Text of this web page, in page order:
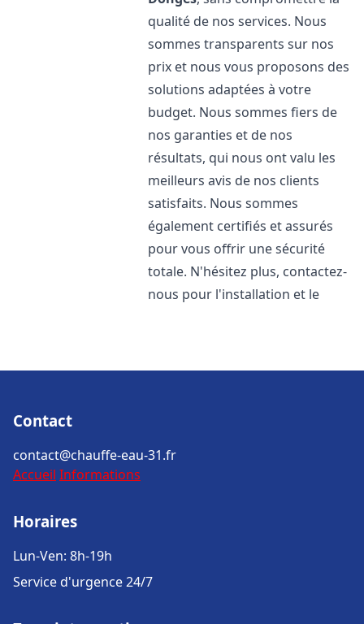
qualité de nos services. Nous
sommes transparents sur nos
prix et nous vous proposons des
solutions adaptées à votre
budget. Nous sommes fiers de
nos garanties et de nos
résultats, qui nous ont valu les
meilleurs avis de nos clients
satisfaits. Nous sommes
également certifiés et assurés
pour vous offrir une sécurité
totale. N'hésitez plus, contactez-
nous pour l'installation et le
Contact
contact@chauffe-eau-31.fr
Accueil Informations
Horaires
Lun-Ven: 8h-19h
Service d'urgence 24/7